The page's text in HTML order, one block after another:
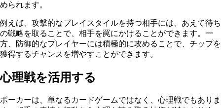
められます。
例えば、攻撃的なプレイスタイルを持つ相手には、あえて待ち
の戦略を取ることで、相手を罠にかけることができます。一
方、防御的なプレイヤーには積極的に攻めることで、チップを
獲得するチャンスを増やすことができます。
心理戦を活用する
ポーカーは、単なるカードゲームではなく、心理戦でもありま